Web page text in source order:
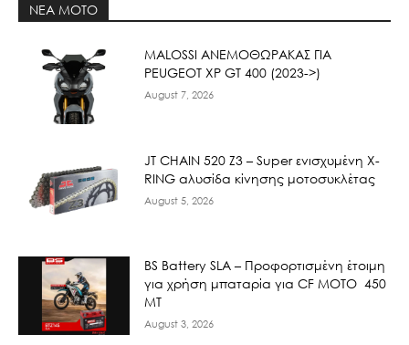
ΝΕΑ MOTO
ΜΑLOSSI ΑΝΕΜΟΘΩΡΑΚΑΣ ΓΙΑ
PEUGEOT XP GT 400 (2023->)
August 7, 2026
JT CHAIN 520 Ζ3 – Super ενισχυμένη X-
RING αλυσίδα κίνησης μοτοσυκλέτας
August 5, 2026
BS Battery SLA – Προφορτισμένη έτοιμη
για χρήση μπαταρία για CF MOTO 450
MT
August 3, 2026